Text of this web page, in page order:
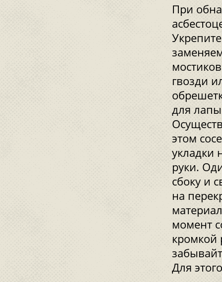
При
гвозди
для
этом
укладки
руки.
сбоку и
на
момент
кромкой
Для